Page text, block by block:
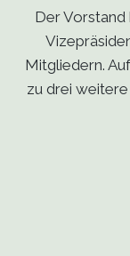
Der Vorstand
Mitgliedern.
zu drei